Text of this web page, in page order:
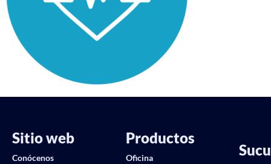
Sitio web
Conócenos
Productos
Oficina